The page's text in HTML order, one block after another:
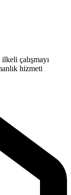
çalışmayı
hizmeti